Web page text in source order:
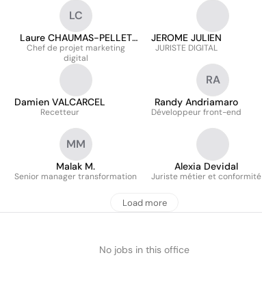
LC
Laure CHAUMAS-PELLET
COROT
Chef de projet marketing
digital
JEROME JULIEN
JURISTE DIGITAL
Damien VALCARCEL
Recetteur
RA
Randy Andriamaro
Développeur front-end
MM
Malak M.
Senior manager transformation
Alexia Devidal
Juriste métier et conformité
Load more
No jobs in this office